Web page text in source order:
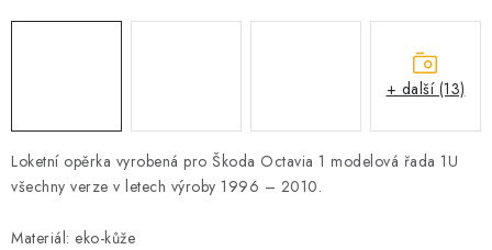
Cookies
Ochrana osobních údajú
Jak funguje Zásilkovna?
LICENCE K FOTOGRAFIÍM
Doplňkové služby Profigaráž.cz
Loketní opěrka vyrobená pro Škoda Octavia 1 modelová řada 1U
všechny verze v letech výroby 1996 – 2010.
Materiál: eko-kůže
+ další (13)